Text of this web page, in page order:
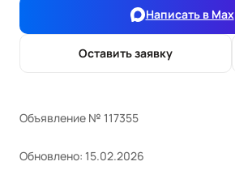
Написать в Max
Оставить заявку
Объявление № 117355
Обновлено: 15.02.2026